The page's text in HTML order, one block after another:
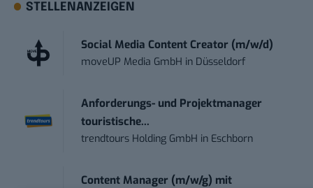
STELLENANZEIGEN
Social Media Content Creator (m/w/d)
moveUP Media GmbH in Düsseldorf
Anforderungs- und Projektmanager
touristische...
trendtours Holding GmbH in Eschborn
Content Manager (m/w/g) mit